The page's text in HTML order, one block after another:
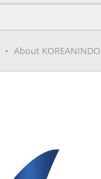
About KOREANINDO